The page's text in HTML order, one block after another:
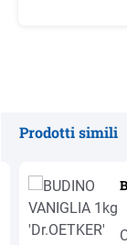
Prodotti simili